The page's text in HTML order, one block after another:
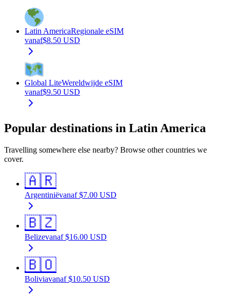
Latin AmericaRegionale eSIM
vanaf$8.50 USD
Global LiteWereldwijde eSIM
vanaf$9.50 USD
Popular destinations in Latin America
Travelling somewhere else nearby? Browse other countries we
cover.
🇦🇷
Argentiniëvanaf $7.00 USD
🇧🇿
Belizevanaf $16.00 USD
🇧🇴
Boliviavanaf $10.50 USD